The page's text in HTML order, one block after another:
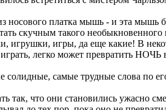
платка мышь - и эта мышь
скучным такого
игры, да еще какие! В
играть, легко может
самые трудные слова по
что они становились ужасно